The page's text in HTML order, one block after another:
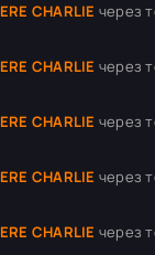
CHARLIE через
CHARLIE через
CHARLIE через
CHARLIE через
CHARLIE через